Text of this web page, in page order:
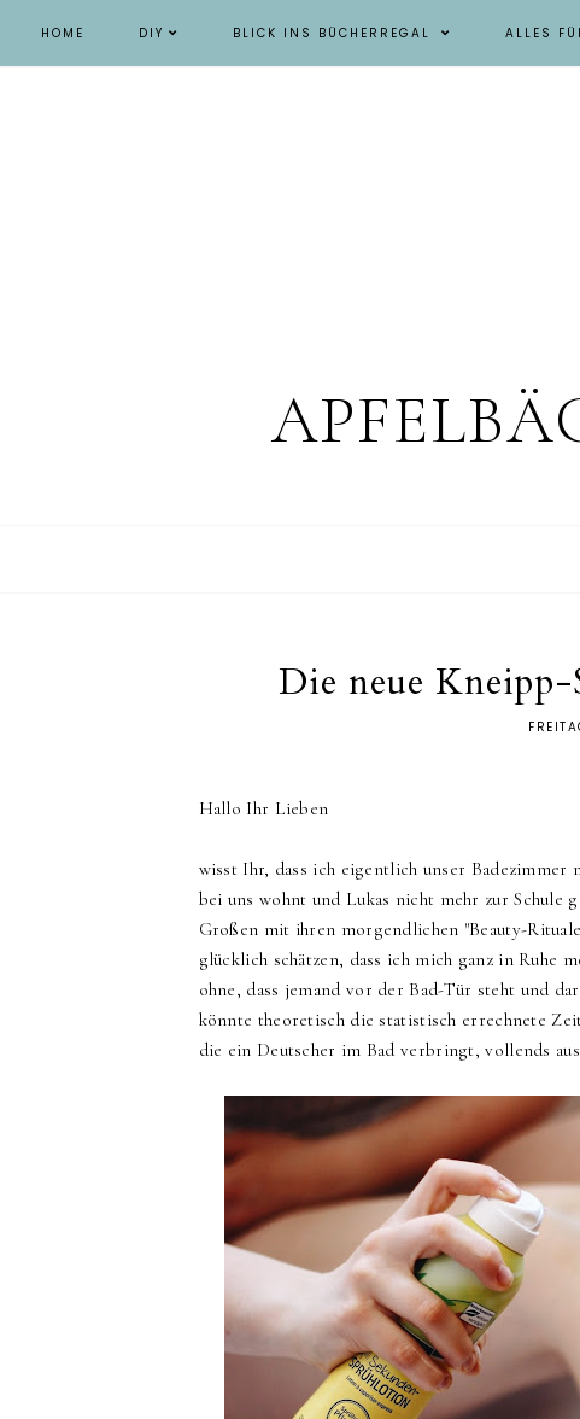
HOME DIY BLICK INS BÜCHERREGAL ALLES
Die neue
Hallo Ihr Lieben
wisst Ihr, dass ich eigentlich unser
bei uns wohnt und Lukas nicht mehr zur Schule
Großen mit ihren morgendlichen "Beauty-
glücklich schätzen, dass ich mich ganz in Ruhe
ohne, dass jemand vor der Bad-Tür steht und
könnte theoretisch die statistisch errechnete
die ein Deutscher im Bad verbringt, vollends